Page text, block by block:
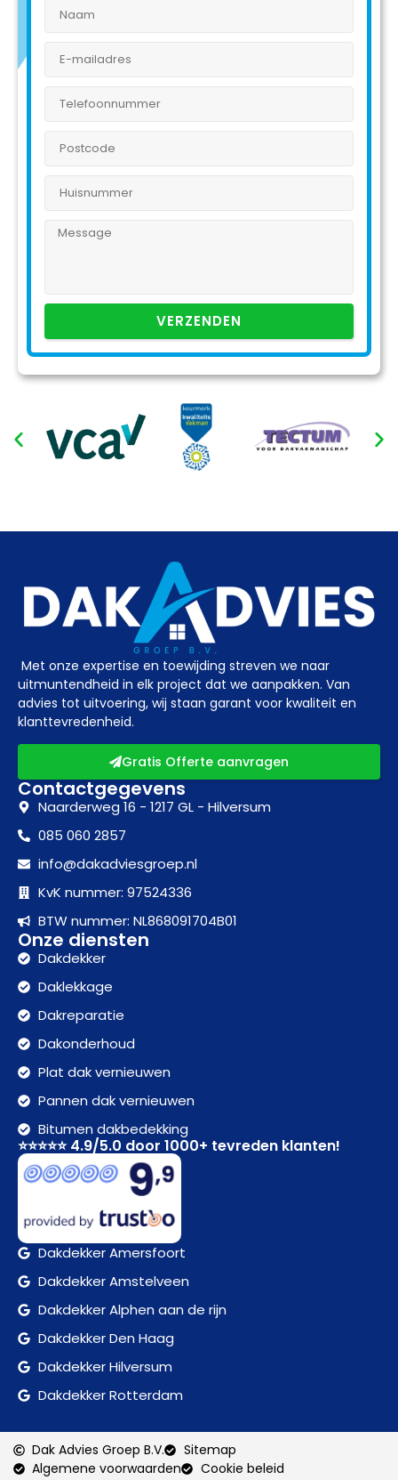
VERZENDEN
Met onze expertise en toewijding streven we naar
uitmuntendheid in elk project dat we aanpakken. Van
advies tot uitvoering, wij staan garant voor kwaliteit en
klanttevredenheid.
Gratis Offerte aanvragen
Contactgegevens
Naarderweg 16 - 1217 GL - Hilversum
085 060 2857
info@dakadviesgroep.nl
KvK nummer: 97524336
BTW nummer: NL868091704B01
Onze diensten
Dakdekker
Daklekkage
Dakreparatie
Dakonderhoud
Plat dak vernieuwen
Pannen dak vernieuwen
Bitumen dakbedekking
⭐⭐⭐⭐⭐ 4.9/5.0 door 1000+ tevreden klanten!
Dakdekker Amersfoort
Dakdekker Amstelveen
Dakdekker Alphen aan de rijn
Dakdekker Den Haag
Dakdekker Hilversum
Dakdekker Rotterdam
Dak Advies Groep B.V.
Sitemap
Algemene voorwaarden
Cookie beleid